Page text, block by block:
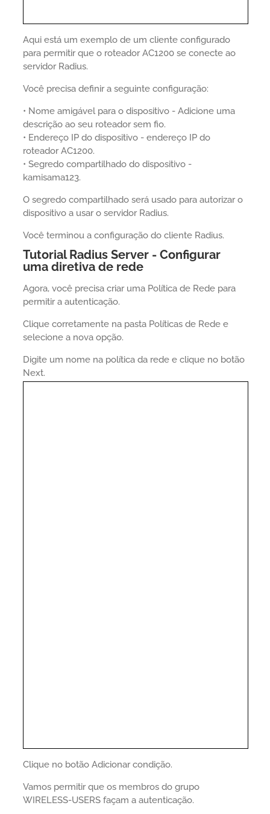
Aqui está um exemplo de um cliente configurado
para permitir que o roteador AC1200 se conecte ao
servidor Radius.
Você precisa definir a seguinte configuração:
• Nome amigável para o dispositivo - Adicione uma
descrição ao seu roteador sem fio.
• Endereço IP do dispositivo - endereço IP do
roteador AC1200.
• Segredo compartilhado do dispositivo -
kamisama123.
O segredo compartilhado será usado para autorizar o
dispositivo a usar o servidor Radius.
Você terminou a configuração do cliente Radius.
Tutorial Radius Server - Configurar
uma diretiva de rede
Agora, você precisa criar uma Política de Rede para
permitir a autenticação.
Clique corretamente na pasta Políticas de Rede e
selecione a nova opção.
Digite um nome na política da rede e clique no botão
Next.
Clique no botão Adicionar condição.
Vamos permitir que os membros do grupo
WIRELESS-USERS façam a autenticação.